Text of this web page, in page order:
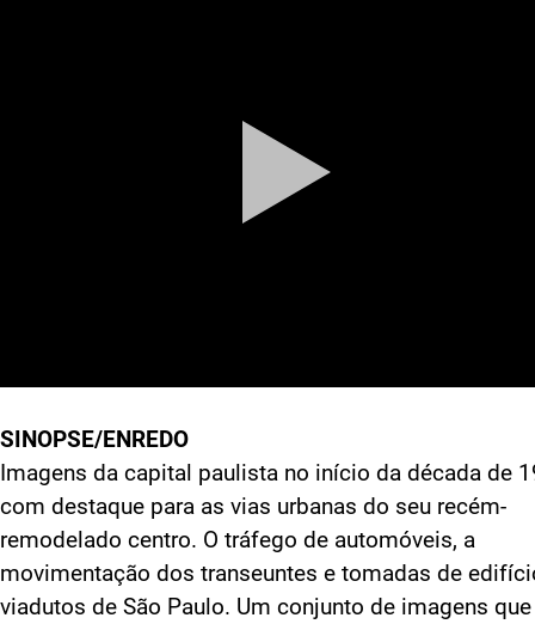
SINOPSE/ENREDO
Imagens da capital paulista no início da década de
com destaque para as vias urbanas do seu recém-
remodelado centro. O tráfego de automóveis, a
movimentação dos transeuntes e tomadas de
viadutos de São Paulo. Um conjunto de imagens que